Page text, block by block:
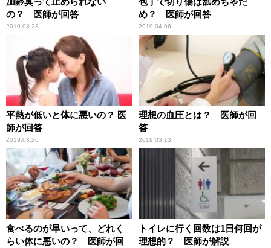
の？ 医師が回答
2019.03.28
め？ 医師が回答
2019.04.06
平熱が低いと体に悪いの？ 医
師が回答
2019.03.26
理想の血圧とは？ 医師が回
答
2019.03.13
食べるのが早いって、どれく
らい体に悪いの？ 医師が回
トイレに行く回数は1日何回が
理想的？ 医師が解説